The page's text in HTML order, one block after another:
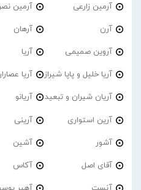
آرمین زارعی آرمین
آرن آرهان
آروین صمیمی آریا
آریا خلیل و پاپا شیراز آریا
آریان شیران و تبعید آریانو
آرین استواری آرینی
آشور آشین
آقای اصل آکاس